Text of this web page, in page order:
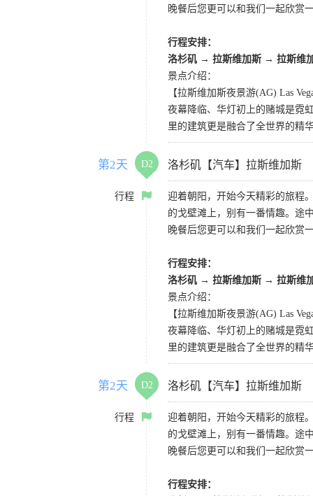
晚餐后您更可以和我们一起欣赏
行程安排：
洛杉矶 → 拉斯维加斯 → 拉斯维
景点介绍：
【拉斯维加斯夜景游(AG) Las
夜幕降临、华灯初上的赌城是霓
里的建筑更是融合了全世界的精
第2天 D2 洛杉矶【汽车】拉斯维加斯
行程
迎着朝阳，开始今天精彩的旅程
的戈壁滩上，别有一番情趣。途
晚餐后您更可以和我们一起欣赏
行程安排：
洛杉矶 → 拉斯维加斯 → 拉斯维
景点介绍：
【拉斯维加斯夜景游(AG) Las
夜幕降临、华灯初上的赌城是霓
里的建筑更是融合了全世界的精
第2天 D2 洛杉矶【汽车】拉斯维加斯
行程
迎着朝阳，开始今天精彩的旅程
的戈壁滩上，别有一番情趣。途
晚餐后您更可以和我们一起欣赏
行程安排：